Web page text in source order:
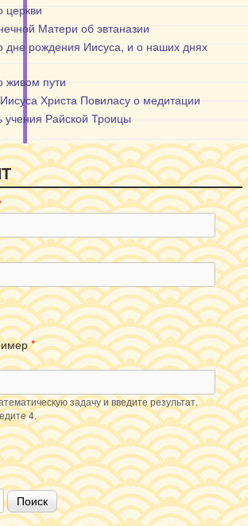
церкви
Матери об эвтаназии
дне рождения Иисуса, и о наших днях
живом пути
Христа Повиласу о медитации
учения Райской Троицы
*
задачу и введите результат.
4.